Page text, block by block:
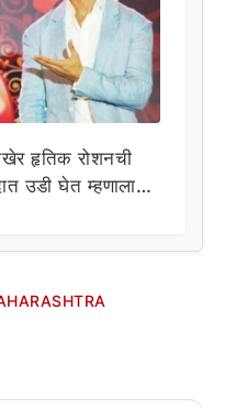
हृतिक रोशनची
उडी घेत म्हणाला…